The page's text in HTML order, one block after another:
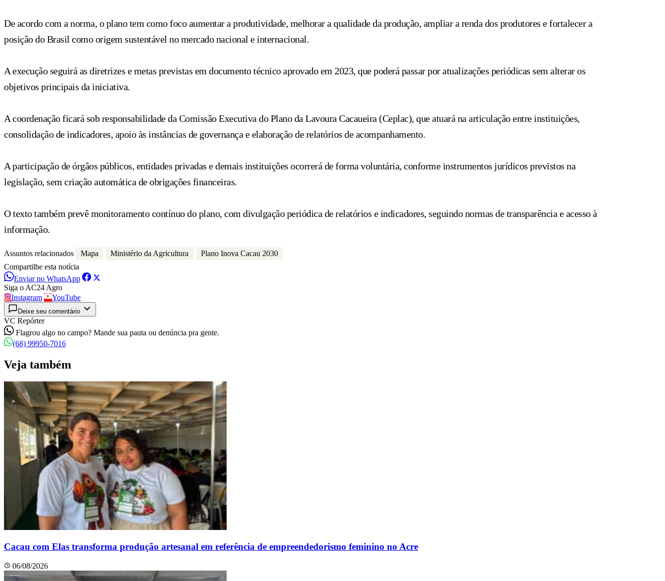
De acordo com a norma, o plano tem como foco aumentar a produtividade, melhorar a qualidade da produção, ampliar a renda dos produtores e fortalecer a
posição do Brasil como origem sustentável no mercado nacional e internacional.
A execução seguirá as diretrizes e metas previstas em documento técnico aprovado em 2023, que poderá passar por atualizações periódicas sem alterar os
objetivos principais da iniciativa.
A coordenação ficará sob responsabilidade da Comissão Executiva do Plano da Lavoura Cacaueira (Ceplac), que atuará na articulação entre instituições,
consolidação de indicadores, apoio às instâncias de governança e elaboração de relatórios de acompanhamento.
A participação de órgãos públicos, entidades privadas e demais instituições ocorrerá de forma voluntária, conforme instrumentos jurídicos previstos na
legislação, sem criação automática de obrigações financeiras.
O texto também prevê monitoramento contínuo do plano, com divulgação periódica de relatórios e indicadores, seguindo normas de transparência e acesso à
informação.
Assuntos relacionados Mapa Ministério da Agricultura
Plano Inova Cacau 2030
Compartilhe esta notícia
Enviar no WhatsApp
Siga o AC24 Agro
Instagram
YouTube
Deixe seu comentário
VC Repórter
Flagrou algo no campo? Mande sua pauta ou denúncia pra gente.
(68) 99950-7016
Veja também
Cacau com Elas transforma produção artesanal em referência de empreendedorismo feminino no Acre
06/08/2026